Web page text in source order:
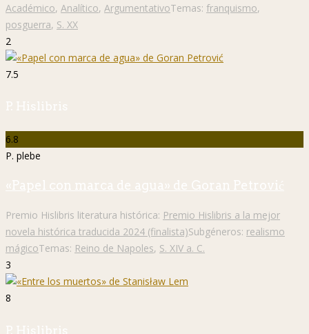
Académico, Analítico, ArgumentativoTemas: franquismo,
posguerra, S. XX
2
7.5
P. Hislibris
6.8
P. plebe
«Papel con marca de agua» de Goran Petrović
Premio Hislibris literatura histórica: Premio Hislibris a la mejor
novela histórica traducida 2024 (finalista)Subgéneros: realismo
mágicoTemas: Reino de Napoles, S. XIV a. C.
3
8
P. Hislibris